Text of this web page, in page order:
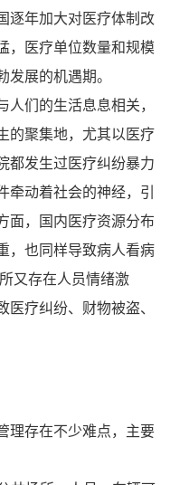
年加大对医疗体制改
，医疗单位数量和规模
展的机遇期。
们的生活息息相关，
的聚集地，尤其以医疗
都发生过医疗纠纷暴力
牵动着社会的神经，引
面，国内医疗资源分布
，也同样导致病人看病
又存在人员情绪激
疗纠纷、财物被盗、
存在不少难点，主要